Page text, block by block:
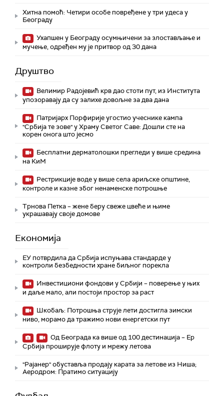
Хитна помоћ: Четири особе повређене у три удеса у
Београду
Ухапшен у Београду осумњичени за злостављање и
мучење, одређен му је притвор од 30 дана
Друштво
Велимир Радојевић крв дао стоти пут, из Института
упозоравају да су залихе довољне за два дана
Патријарх Порфирије угостио учеснике кампа
"Србија те зове" у Храму Светог Саве: Дошли сте на
корен онога што јесмо
Бесплатни дерматолошки прегледи у више средина
на КиМ
Рестрикције воде у више села ариљске општине,
контроле и казне због ненаменске потрошње
Трнова Петка – жене беру свеже цвеће и њиме
украшавају своје домове
Економија
ЕУ потврдила да Србија испуњава стандарде у
контроли безбедности хране биљног порекла
Инвестициони фондови у Србији – поверење у њих
и даље мало, али постоји простор за раст
Шкобаљ: Потрошња струје лети достигла зимски
ниво, морамо да тражимо нови енергетски пут
Од Београда ка више од 100 дестинација – Ер
Србија проширује флоту и мрежу летова
"Рајанер" обуставља продају карата за летове из Ниша;
Аеродром: Пратимо ситуацију